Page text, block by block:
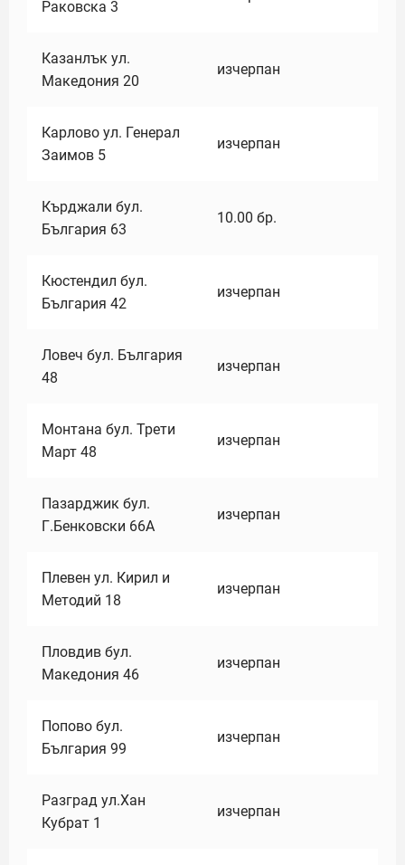
Раковска 3
Казанлък ул.
Македония 20
изчерпан
Карлово ул. Генерал
Заимов 5
изчерпан
Кърджали бул.
България 63
10.00 бр.
Кюстендил бул.
България 42
изчерпан
Ловеч бул. България
48
изчерпан
Монтана бул. Трети
Март 48
изчерпан
Пазарджик бул.
Г.Бенковски 66А
изчерпан
Плевен ул. Кирил и
Методий 18
изчерпан
Пловдив бул.
Македония 46
изчерпан
Попово бул.
България 99
изчерпан
Разград ул.Хан
Кубрат 1
изчерпан